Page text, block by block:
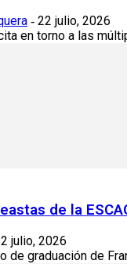
- 22 julio, 2026
en torno a las
de la
julio, 2026
de graduación de